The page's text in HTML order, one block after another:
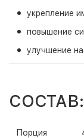
укрепление
повышение
улучшение
СОСТАВ:
Порция